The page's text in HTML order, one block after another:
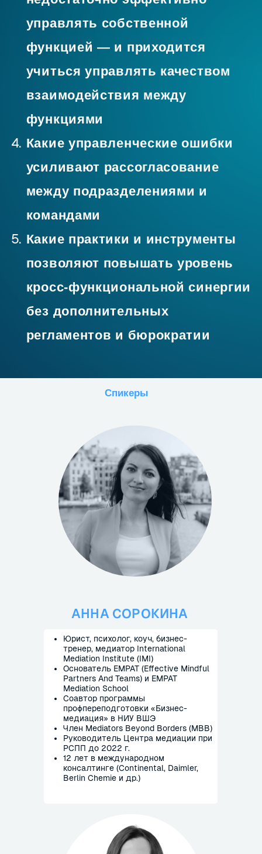
Юрист, психолог, коуч, бизнес-
тренер, медиатор International
Mediation Institute (IMI)
Основатель EMPAT (Effective Mindful
Partners And Teams) и EMPAT
Mediation School
Соавтор программы
профпереподготовки «Бизнес-
медиация» в НИУ ВШЭ
Член Mediators Beyond Borders (MBB)
Руководитель Центра медиации при
РСПП до 2022 г.
12 лет в международном
консалтинге (Continental, Daimler,
Berlin Chemie и др.)
АННА СОРОКИНА
Спикеры
Участники познакомятся с
инструментом диагностики причин
кросс-функциональных конфликтов
и смогут применить его на реальных
ситуациях из своей управленческой
В результате участники получат
практический алгоритм анализа
организационных рассогласований
набор инструментов для повышения
качества взаимодействия между
подразделениями, командами и
ключевыми стейкхолдерами
Практика